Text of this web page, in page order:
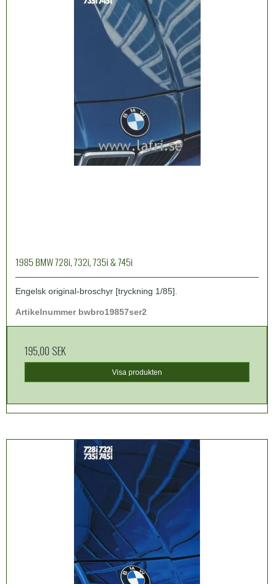
1985 BMW 728i, 732i, 735i & 745i
Engelsk original-broschyr [tryckning 1/85].
Artikelnummer bwbro19857ser2
195,00 SEK
Visa produkten